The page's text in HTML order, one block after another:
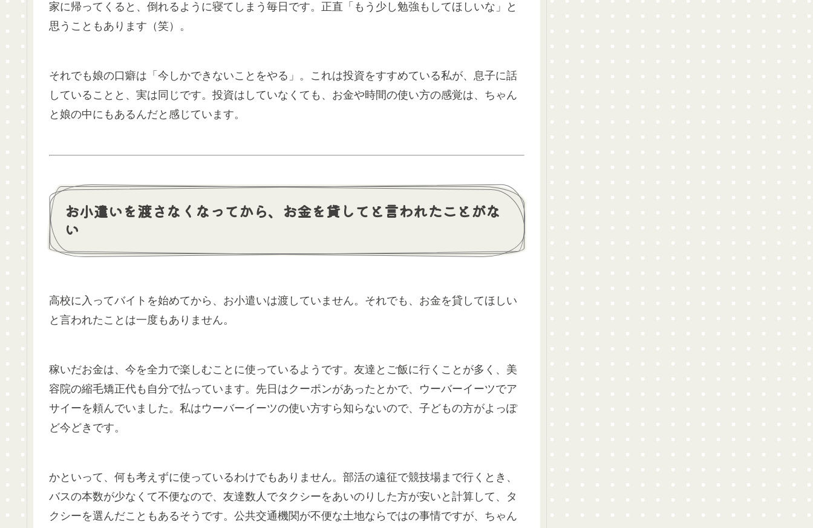
家に帰ってくると、倒れるように寝てしまう毎日です。正直「もう少し勉強もしてほしいな」と
思うこともあります（笑）。
それでも娘の口癖は「今しかできないことをやる」。これは投資をすすめている私が、息子に話
していることと、実は同じです。投資はしていなくても、お金や時間の使い方の感覚は、ちゃん
と娘の中にもあるんだと感じています。
お小遣いを渡さなくなってから、お金を貸してと言われたことがな
い
高校に入ってバイトを始めてから、お小遣いは渡していません。それでも、お金を貸してほしい
と言われたことは一度もありません。
稼いだお金は、今を全力で楽しむことに使っているようです。友達とご飯に行くことが多く、美
容院の縮毛矯正代も自分で払っています。先日はクーポンがあったとかで、ウーバーイーツでア
サイーを頼んでいました。私はウーバーイーツの使い方すら知らないので、子どもの方がよっぽ
ど今どきです。
かといって、何も考えずに使っているわけでもありません。部活の遠征で競技場まで行くとき、
バスの本数が少なくて不便なので、友達数人でタクシーをあいのりした方が安いと計算して、タ
クシーを選んだこともあるそうです。公共交通機関が不便な土地ならではの事情ですが、ちゃん